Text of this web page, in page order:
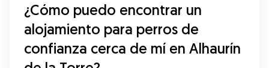
¿Cómo puedo encontrar un
alojamiento para perros de
confianza cerca de mí en Alhaurín